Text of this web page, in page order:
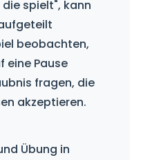
spielt", kann
beobachten,
eine Pause
fragen, die
akzeptieren.
Übung in